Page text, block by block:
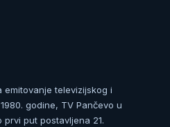
emitovanje televizijskog i
godine, TV Pančevo u
put postavljena 21.